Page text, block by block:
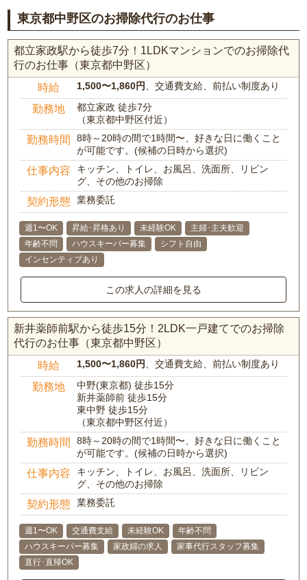
東京都中野区のお掃除代行のお仕事
都立家政駅から徒歩7分！1LDKマンションでのお掃除代
行のお仕事（東京都中野区）
時給 1,500〜1,860円 、交通費支給、前払い制度あり
勤務地
都立家政 徒歩7分
（東京都中野区付近）
勤務時間
8時～20時の間で1時間〜、好きな日に働くこと
が可能です。(候補の日時から選択)
仕事内容
キッチン、トイレ、お風呂、洗面所、リビン
グ、その他のお掃除
契約形態 業務委託
週1〜OK 昇給･昇格あり 未経験OK
主婦･主夫歓迎
年齢不問
ハウスキーパー募集
シフト自由
インセンティブあり
この求人の詳細を見る
新井薬師前駅から徒歩15分！2LDK一戸建てでのお掃除
代行のお仕事（東京都中野区）
時給 1,500〜1,860円 、交通費支給、前払い制度あり
勤務地
中野(東京都) 徒歩15分
新井薬師前 徒歩15分
東中野 徒歩15分
（東京都中野区付近）
勤務時間
8時～20時の間で1時間〜、好きな日に働くこと
が可能です。(候補の日時から選択)
仕事内容
キッチン、トイレ、お風呂、洗面所、リビン
グ、その他のお掃除
契約形態 業務委託
週1〜OK 交通費支給 未経験OK
年齢不問
ハウスキーパー募集
家政婦の求人
家事代行スタッフ募集
直行･直帰OK